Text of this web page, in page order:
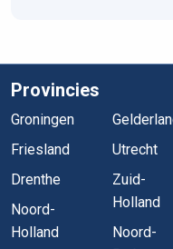
Provincies
Groningen
Friesland
Drenthe
Noord-
Holland
Utrecht
Zuid-
Holland
Noord-